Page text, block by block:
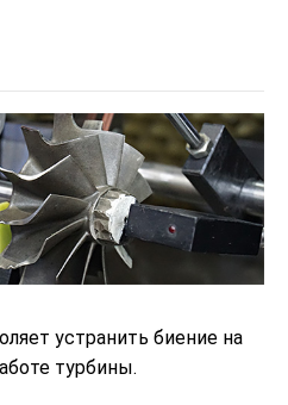
устранить биение на
турбины.